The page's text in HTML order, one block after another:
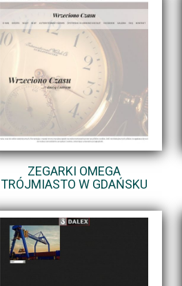
ZEGARKI OMEGA
TRÓJMIASTO W GDAŃSKU